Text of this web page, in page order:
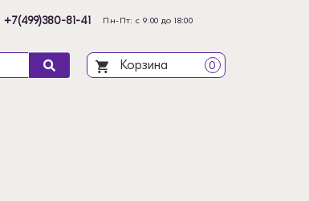
+7(499)380-81-41 Пн-Пт: с 9:00 до 18:00
Корзина 0